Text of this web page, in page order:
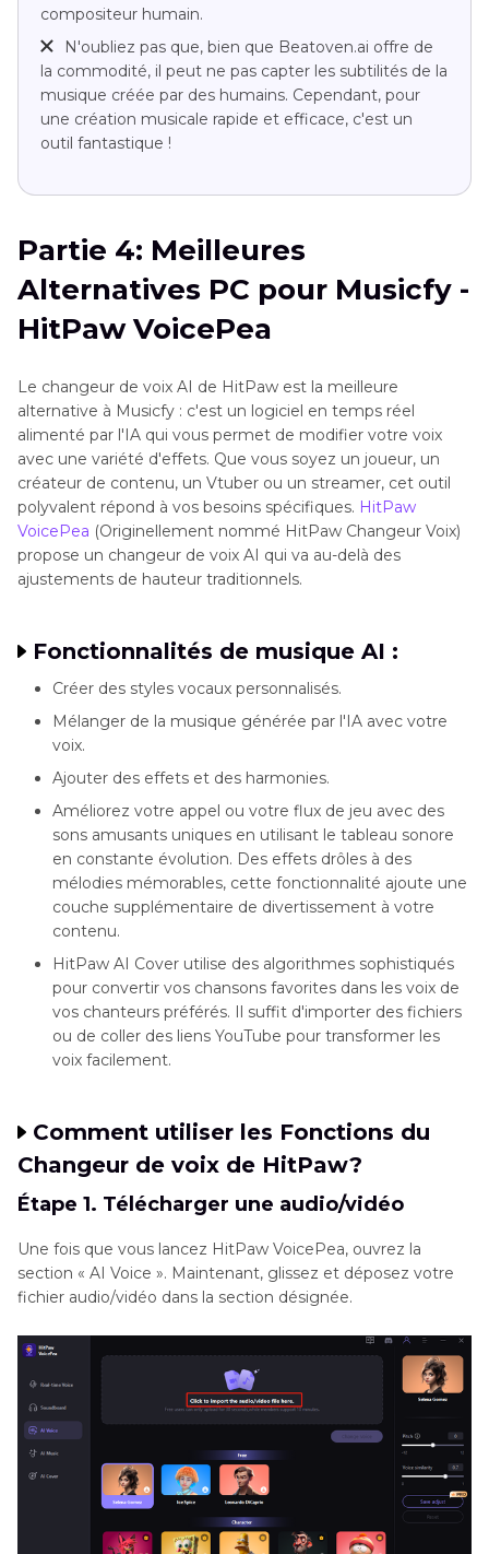
compositeur humain.
N'oubliez pas que, bien que Beatoven.ai offre de
la commodité, il peut ne pas capter les subtilités de la
musique créée par des humains. Cependant, pour
une création musicale rapide et efficace, c'est un
outil fantastique !
Partie 4: Meilleures
Alternatives PC pour Musicfy -
HitPaw VoicePea
Le changeur de voix AI de HitPaw est la meilleure
alternative à Musicfy : c'est un logiciel en temps réel
alimenté par l'IA qui vous permet de modifier votre voix
avec une variété d'effets. Que vous soyez un joueur, un
créateur de contenu, un Vtuber ou un streamer, cet outil
polyvalent répond à vos besoins spécifiques. HitPaw
VoicePea (Originellement nommé HitPaw Changeur Voix)
propose un changeur de voix AI qui va au-delà des
ajustements de hauteur traditionnels.
Fonctionnalités de musique AI :
Créer des styles vocaux personnalisés.
Mélanger de la musique générée par l'IA avec votre
voix.
Ajouter des effets et des harmonies.
Améliorez votre appel ou votre flux de jeu avec des
sons amusants uniques en utilisant le tableau sonore
en constante évolution. Des effets drôles à des
mélodies mémorables, cette fonctionnalité ajoute une
couche supplémentaire de divertissement à votre
contenu.
HitPaw AI Cover utilise des algorithmes sophistiqués
pour convertir vos chansons favorites dans les voix de
vos chanteurs préférés. Il suffit d'importer des fichiers
ou de coller des liens YouTube pour transformer les
voix facilement.
Comment utiliser les Fonctions du
Changeur de voix de HitPaw?
Étape 1. Télécharger une audio/vidéo
Une fois que vous lancez HitPaw VoicePea, ouvrez la
section « AI Voice ». Maintenant, glissez et déposez votre
fichier audio/vidéo dans la section désignée.